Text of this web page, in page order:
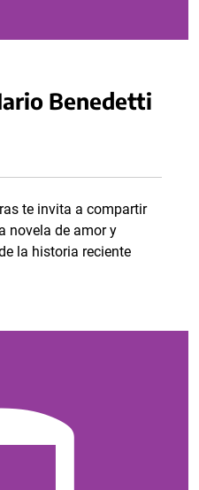
Benedetti
te invita a compartir
novela de amor y
la historia reciente